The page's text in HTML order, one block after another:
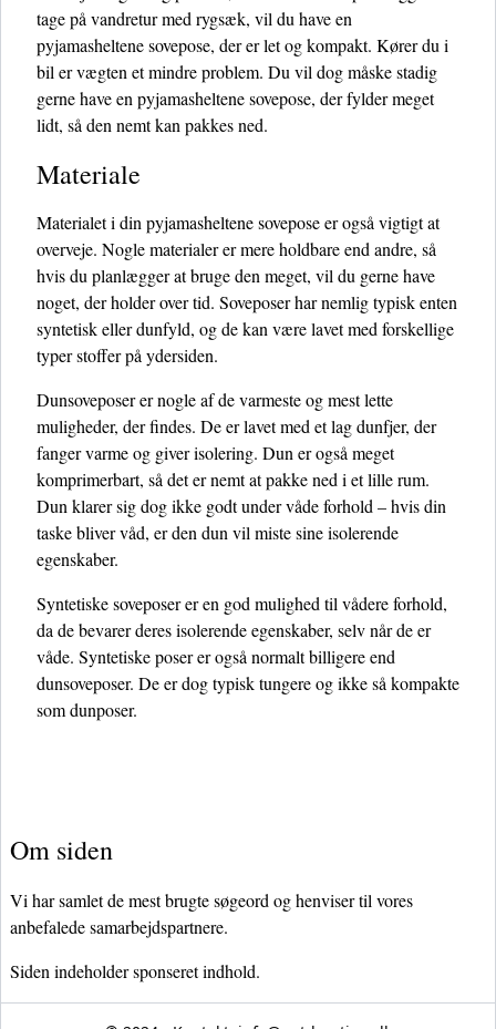
tage på vandretur med rygsæk, vil du have en
pyjamasheltene sovepose, der er let og kompakt. Kører du i
bil er vægten et mindre problem. Du vil dog måske stadig
gerne have en pyjamasheltene sovepose, der fylder meget
lidt, så den nemt kan pakkes ned.
Materiale
Materialet i din pyjamasheltene sovepose er også vigtigt at
overveje. Nogle materialer er mere holdbare end andre, så
hvis du planlægger at bruge den meget, vil du gerne have
noget, der holder over tid. Soveposer har nemlig typisk enten
syntetisk eller dunfyld, og de kan være lavet med forskellige
typer stoffer på ydersiden.
Dunsoveposer er nogle af de varmeste og mest lette
muligheder, der findes. De er lavet med et lag dunfjer, der
fanger varme og giver isolering. Dun er også meget
komprimerbart, så det er nemt at pakke ned i et lille rum.
Dun klarer sig dog ikke godt under våde forhold – hvis din
taske bliver våd, er den dun vil miste sine isolerende
egenskaber.
Syntetiske soveposer er en god mulighed til vådere forhold,
da de bevarer deres isolerende egenskaber, selv når de er
våde. Syntetiske poser er også normalt billigere end
dunsoveposer. De er dog typisk tungere og ikke så kompakte
som dunposer.
Om siden
Vi har samlet de mest brugte søgeord og henviser til vores
anbefalede samarbejdspartnere.
Siden indeholder sponseret indhold.